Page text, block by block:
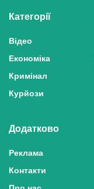
Категорії
Відео
Економіка
Кримінал
Курйози
Додатково
Реклама
Контакти